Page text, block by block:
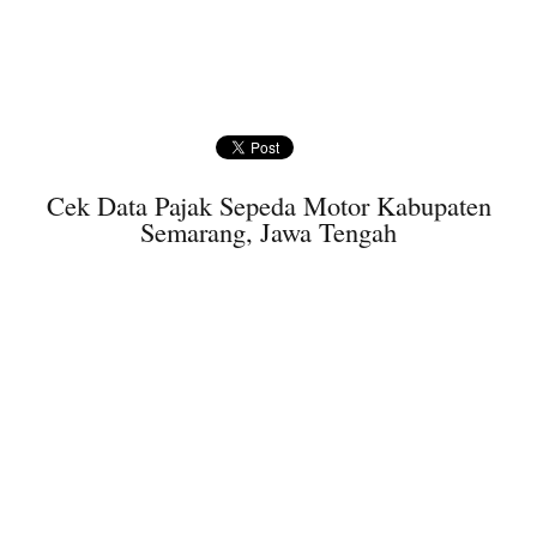
Cek Data Pajak Sepeda Motor Kabupaten
Semarang, Jawa Tengah